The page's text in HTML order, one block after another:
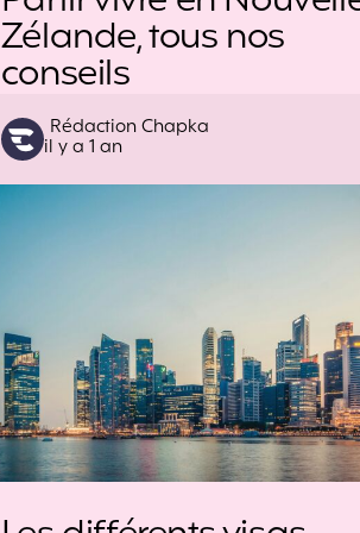
Zélande, tous nos
conseils
Posted
by
Rédaction Chapka
il y a 1 an